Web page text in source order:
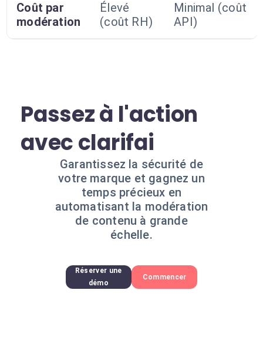
Coût par
modération
Élevé
(coût RH)
Minimal (coût
API)
Passez à l'action
avec clarifai
Garantissez la sécurité de
votre marque et gagnez un
temps précieux en
automatisant la modération
de contenu à grande
échelle.
Réserver une
démo
Commencer